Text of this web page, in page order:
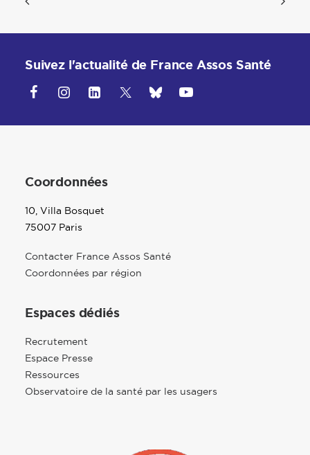
Suivez l'actualité de France Assos Santé
Coordonnées
10, Villa Bosquet
75007 Paris
Contacter France Assos Santé
Coordonnées par région
Espaces dédiés
Recrutement
Espace Presse
Ressources
Observatoire de la santé par les usagers